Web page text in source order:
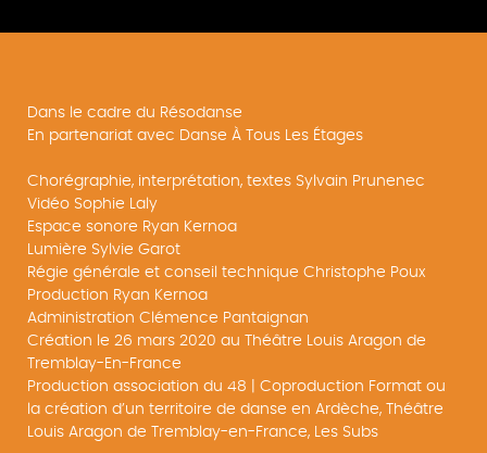
Dans le cadre du Résodanse
En partenariat avec Danse À Tous Les Étages
Chorégraphie, interprétation, textes Sylvain Prunenec
Vidéo Sophie Laly
Espace sonore Ryan Kernoa
Lumière Sylvie Garot
Régie générale et conseil technique Christophe Poux
Production Ryan Kernoa
Administration Clémence Pantaignan
Création le 26 mars 2020 au Théâtre Louis Aragon de
Tremblay-En-France
Production association du 48 | Coproduction Format ou
la création d’un territoire de danse en Ardèche, Théâtre
Louis Aragon de Tremblay-en-France, Les Subs